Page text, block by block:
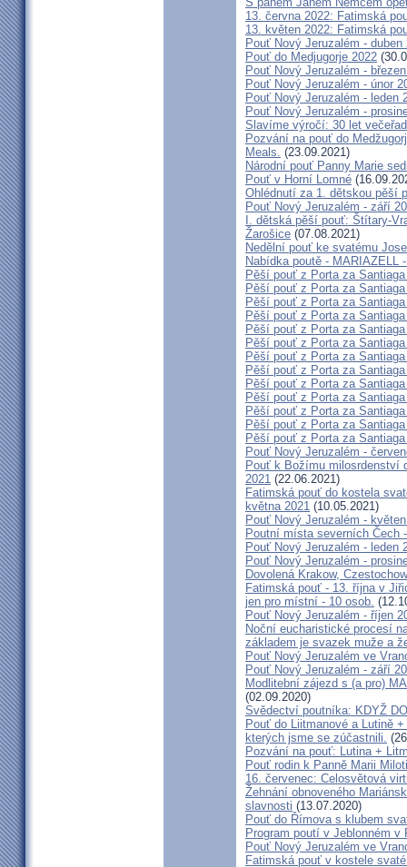
13. června 2022: Fatimská
13. květen 2022: Fatimská
Pouť Nový Jeruzalém - duben
Pouť do Medjugorje 2022
Pouť Nový Jeruzalém -
Pouť Nový Jeruzalém - únor
Pouť Nový Jeruzalém - leden
Pouť Nový Jeruzalém -
Slavíme výročí: 30 let
Pozvání na pouť do
Meals. (23.09.2021)
Národní pouť Panny Marie
Pouť v Horní Lomné
Ohlédnutí za 1. dětskou pěší
Pouť Nový Jeruzalém - září
I. dětská pěší pouť: Štítary-
Žarošice (07.08.2021)
Nedělní pouť ke svatému
Nabídka poutě - MARIAZELL
Pěší pouť z Porta za
Pěší pouť z Porta za
Pěší pouť z Porta za
Pěší pouť z Porta za
Pěší pouť z Porta za
Pěší pouť z Porta za
Pěší pouť z Porta za
Pěší pouť z Porta za
Pěší pouť z Porta za
Pěší pouť z Porta za
Pěší pouť z Porta za
Pěší pouť z Porta za
Pěší pouť z Porta za
Pouť Nový Jeruzalém -
Pouť k Božímu milosrdenství
2021 (22.06.2021)
Fatimská pouť do kostela
května 2021 (10.05.2021)
Pouť Nový Jeruzalém -
Poutní místa severních Čech
Pouť Nový Jeruzalém - leden
Pouť Nový Jeruzalém -
Dovolená Krakow,
Fatimská pouť - 13. října v
jen pro místní - 10 osob.
Pouť Nový Jeruzalém - říjen
Noční eucharistické procesí
základem je svazek muže a
Pouť Nový Jeruzalém ve
Pouť Nový Jeruzalém - září
Modlitební zájezd s (a pro)
(02.09.2020)
Svědectví poutníka: KDYŽ
Pouť do Liitmanové a Lutině
kterých jsme se zúčastnili.
Pozvání na pouť: Lutina +
Pouť rodin k Panně Marii
16. červenec: Celosvětová
Žehnání obnoveného
slavnosti (13.07.2020)
Pouť do Římova s klubem
Program poutí v Jeblonném v
Pouť Nový Jeruzalém ve
Fatimská pouť v kostele